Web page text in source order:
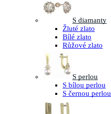
S diamanty
Žluté zlato
Bílé zlato
Růžové zlato
S perlou
S bílou perlou
S černou perlou